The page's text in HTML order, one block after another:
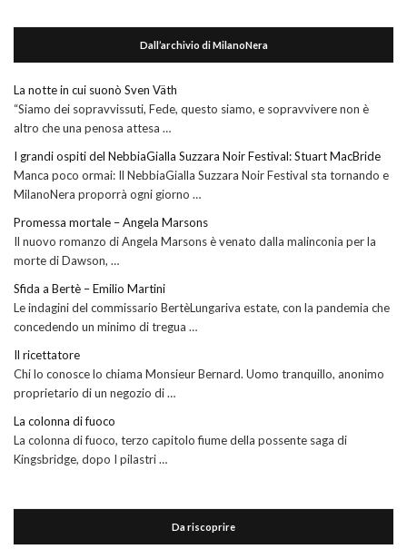
Dall’archivio di MilanoNera
La notte in cui suonò Sven Väth
“Siamo dei sopravvissuti, Fede, questo siamo, e sopravvivere non è
altro che una penosa attesa …
I grandi ospiti del NebbiaGialla Suzzara Noir Festival: Stuart MacBride
Manca poco ormai: Il NebbiaGialla Suzzara Noir Festival sta tornando e
MilanoNera proporrà ogni giorno …
Promessa mortale – Angela Marsons
Il nuovo romanzo di Angela Marsons è venato dalla malinconia per la
morte di Dawson, …
Sfida a Bertè – Emilio Martini
Le indagini del commissario BertèLungariva estate, con la pandemia che
concedendo un minimo di tregua …
Il ricettatore
Chi lo conosce lo chiama Monsieur Bernard. Uomo tranquillo, anonimo
proprietario di un negozio di …
La colonna di fuoco
La colonna di fuoco, terzo capitolo fiume della possente saga di
Kingsbridge, dopo I pilastri …
Da riscoprire